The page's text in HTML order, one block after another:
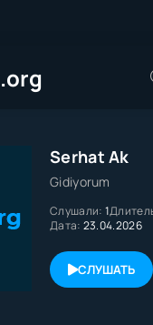
Serhat Ak
Gidiyorum
Слушали: 1
Дата: 23.04.2026
СЛУШАТЬ